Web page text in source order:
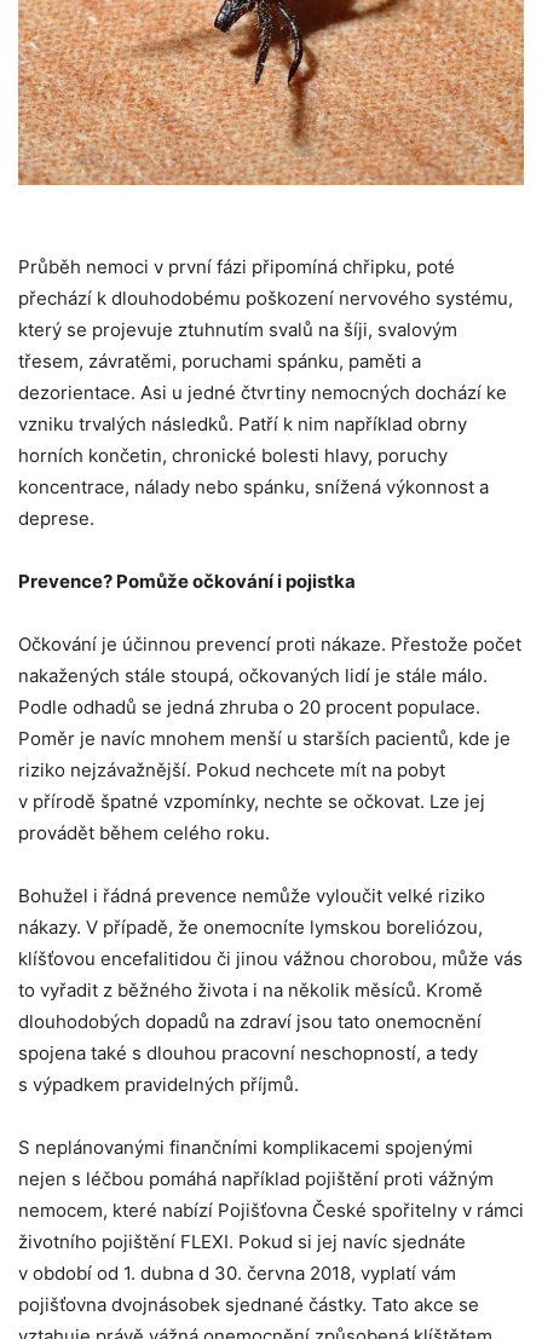
Průběh nemoci v první fázi připomíná chřipku, poté
přechází k dlouhodobému poškození nervového systému,
který se projevuje ztuhnutím svalů na šíji, svalovým
třesem, závratěmi, poruchami spánku, paměti a
dezorientace. Asi u jedné čtvrtiny nemocných dochází ke
vzniku trvalých následků. Patří k nim například obrny
horních končetin, chronické bolesti hlavy, poruchy
koncentrace, nálady nebo spánku, snížená výkonnost a
deprese.
Prevence? Pomůže očkování i pojistka
Očkování je účinnou prevencí proti nákaze. Přestože počet
nakažených stále stoupá, očkovaných lidí je stále málo.
Podle odhadů se jedná zhruba o 20 procent populace.
Poměr je navíc mnohem menší u starších pacientů, kde je
riziko nejzávažnější. Pokud nechcete mít na pobyt
v přírodě špatné vzpomínky, nechte se očkovat. Lze jej
provádět během celého roku.
Bohužel i řádná prevence nemůže vyloučit velké riziko
nákazy. V případě, že onemocníte lymskou boreliózou,
klíšťovou encefalitidou či jinou vážnou chorobou, může vás
to vyřadit z běžného života i na několik měsíců. Kromě
dlouhodobých dopadů na zdraví jsou tato onemocnění
spojena také s dlouhou pracovní neschopností, a tedy
s výpadkem pravidelných příjmů.
S neplánovanými finančními komplikacemi spojenými
nejen s léčbou pomáhá například pojištění proti vážným
nemocem, které nabízí Pojišťovna České spořitelny v rámci
životního pojištění FLEXI. Pokud si jej navíc sjednáte
v období od 1. dubna d 30. června 2018, vyplatí vám
pojišťovna dvojnásobek sjednané částky. Tato akce se